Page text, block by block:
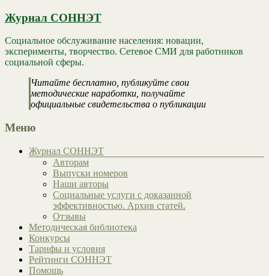
Журнал СОННЭТ
Социальное обслуживание населения: новации,
эксперименты, творчество. Сетевое СМИ для работников
социальной сферы.
Читайте бесплатно, публикуйте свои
методические наработки, получайте
официальные свидетельства о публикации
Меню
Журнал СОННЭТ
Авторам
Выпуски номеров
Наши авторы
Социальные услуги с доказанной
эффективностью. Архив статей.
Отзывы
Методическая библиотека
Конкурсы
Тарифы и условия
Рейтинги СОННЭТ
Помощь